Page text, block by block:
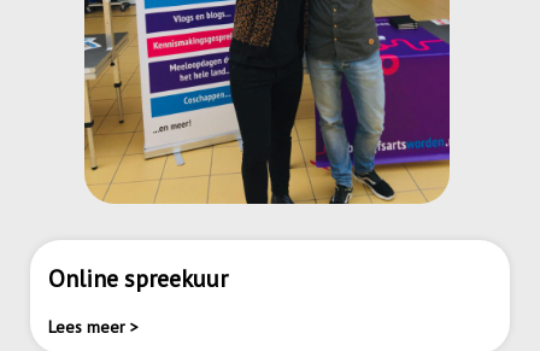
Online spreekuur
Lees meer >